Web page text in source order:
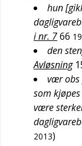
hun
i nr. 766
den
Avløsning
vær obs
som
være
2013)